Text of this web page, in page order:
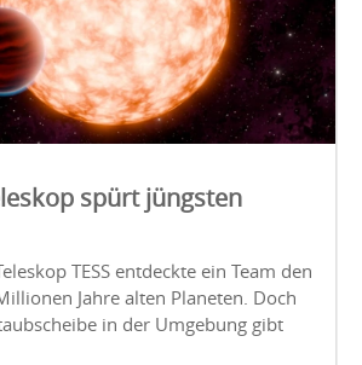
spürt jüngsten
TESS entdeckte ein Team den
Jahre alten Planeten. Doch
in der Umgebung gibt